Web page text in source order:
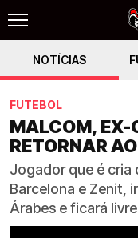
NOTÍCIAS
FUTEBOL
MALCOM, EX-
RETORNAR
Jogador que é cria
Barcelona e Zenit,
Árabes e ficará